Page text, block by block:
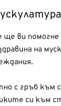
ще ви
на
с гръб към
си към